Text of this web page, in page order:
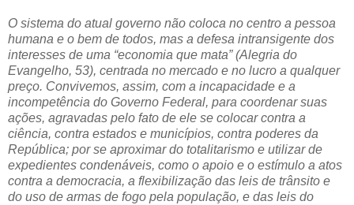
O sistema do atual governo não coloca no centro a pessoa
humana e o bem de todos, mas a defesa intransigente dos
interesses de uma “economia que mata” (Alegria do
Evangelho, 53), centrada no mercado e no lucro a qualquer
preço. Convivemos, assim, com a incapacidade e a
incompetência do Governo Federal, para coordenar suas
ações, agravadas pelo fato de ele se colocar contra a
ciência, contra estados e municípios, contra poderes da
República; por se aproximar do totalitarismo e utilizar de
expedientes condenáveis, como o apoio e o estímulo a atos
contra a democracia, a flexibilização das leis de trânsito e
do uso de armas de fogo pela população, e das leis do